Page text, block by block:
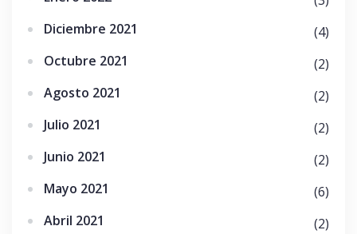
Diciembre 2021
(4)
Octubre 2021
(2)
Agosto 2021
(2)
Julio 2021
(2)
Junio 2021
(2)
Mayo 2021
(6)
Abril 2021
(2)